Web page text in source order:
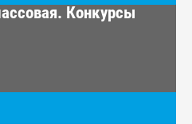
Конкурсы